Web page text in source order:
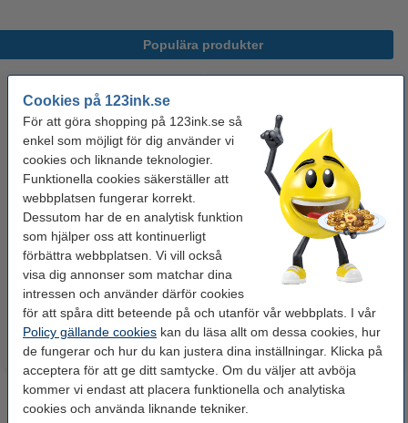
Cookies på 123ink.se
För att göra shopping på 123ink.se så
enkel som möjligt för dig använder vi
cookies och liknande teknologier.
Funktionella cookies säkerställer att
webbplatsen fungerar korrekt.
Dessutom har de en analytisk funktion
som hjälper oss att kontinuerligt
förbättra webbplatsen. Vi vill också
visa dig annonser som matchar dina
intressen och använder därför cookies
för att spåra ditt beteende på och utanför vår webbplats. I vår
Policy gällande cookies kan du läsa allt om dessa cookies, hur
de fungerar och hur du kan justera dina inställningar. Klicka på
acceptera för att ge ditt samtycke. Om du väljer att avböja
kommer vi endast att placera funktionella och analytiska
cookies och använda liknande tekniker.
Populära produkter
Whiteboardpenna 2.5mm |
123ink | sorterade färger | 4st
60 kr Inkl. 25% Moms
Märkpenna permanent 2.5mm |
123ink | 4st
50 kr Inkl. 25% Moms